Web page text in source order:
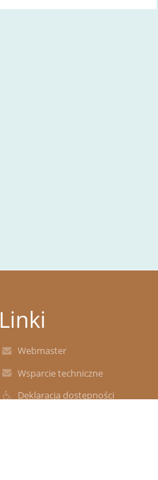
Linki
Webmaster
Wsparcie techniczne
Deklaracja dostępności